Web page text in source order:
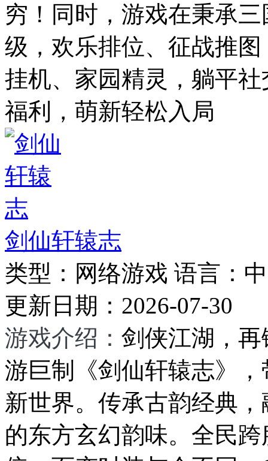
穷！同时，游戏在秉承
级，欢乐排位、征战推
挂机、家园精灵，躺平
福利，萌新轻松入局
剑仙轩辕志
类型： 网络游戏 语言：
更新日期： 2026-07-30
游戏介绍： 剑侠江湖，
游巨制《剑仙轩辕志》
新世界。传承古韵经典
的东方玄幻韵味。全民